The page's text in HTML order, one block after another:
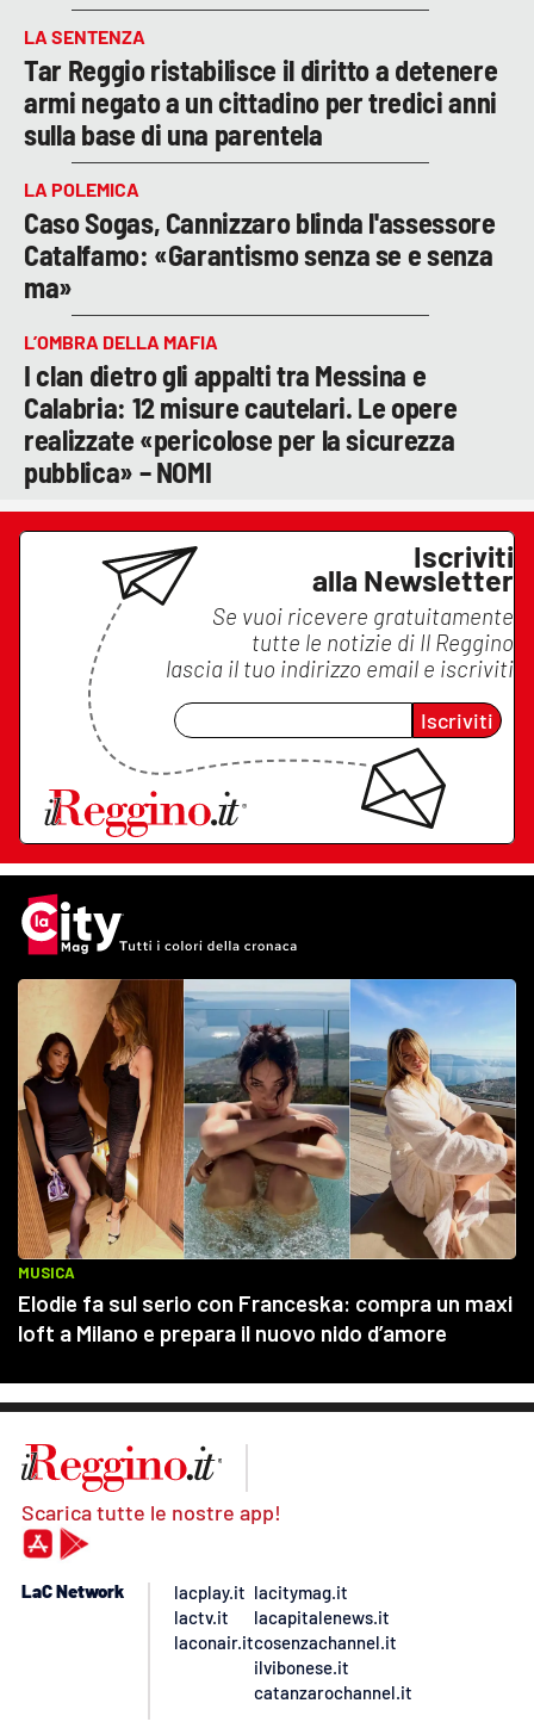
LA SENTENZA
Tar Reggio ristabilisce il diritto a detenere
armi negato a un cittadino per tredici anni
sulla base di una parentela
LA POLEMICA
Caso Sogas, Cannizzaro blinda l'assessore
Catalfamo: «Garantismo senza se e senza
ma»
L’OMBRA DELLA MAFIA
I clan dietro gli appalti tra Messina e
Calabria: 12 misure cautelari. Le opere
realizzate «pericolose per la sicurezza
pubblica» – NOMI
Iscriviti
alla Newsletter
Se vuoi ricevere gratuitamente
tutte le notizie di Il Reggino
lascia il tuo indirizzo email e iscriviti
Iscriviti
Scarica tutte le nostre app!
LaC Network
lacplay.it
lactv.it
laconair.it
lacitymag.it
lacapitalenews.it
cosenzachannel.it
ilvibonese.it
catanzarochannel.it